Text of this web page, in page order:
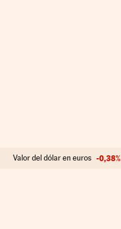
Valor del dólar en euros -0,38%